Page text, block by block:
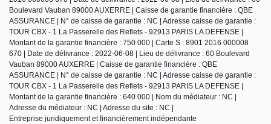
Boulevard Vauban 89000 AUXERRE | Caisse de garantie financière : QBE
ASSURANCE | N° de caisse de garantie : NC | Adresse caisse de garantie :
TOUR CBX - 1 La Passerelle des Reflets - 92913 PARIS LA DEFENSE |
Montant de la garantie financière : 750 000 | Carte S : 8901 2016 000008
670 | Date de délivrance : 2022-06-08 | Lieu de délivrance : 60 Boulevard
Vauban 89000 AUXERRE | Caisse de garantie financière : QBE
ASSURANCE | N° de caisse de garantie : NC | Adresse caisse de garantie :
TOUR CBX - 1 La Passerelle des Reflets - 92913 PARIS LA DEFENSE |
Montant de la garantie financière : 640 000 | Nom du médiateur : NC |
Adresse du médiateur : NC | Adresse du site : NC |
Entreprise juridiquement et financièrement indépendante